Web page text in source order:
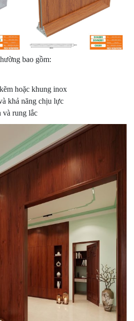
bao gồm:
hoặc khung inox
khả năng chịu lực
và rung lắc